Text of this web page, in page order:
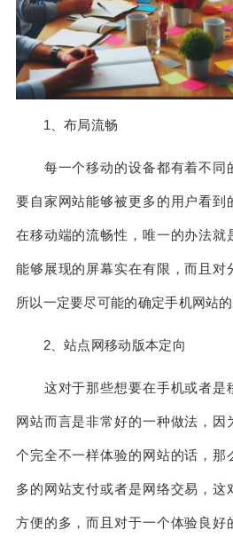
1、布局流畅
每一个移动的设备都有着不同
要自家网站能够被更多的用户看到
在移动端的流畅性，唯一的办法就
能够展现的屏幕实在有限，而且对
所以一定要尽可能的确定手机网站的
2、站点网移动版本定向
这对于那些想要在手机或者是
网站而言是非常好的一种做法，因
个完全不一样体验的网站的话，那
多的网站支付或者是网络交易，这
方便的多，而且对于一个体验良好